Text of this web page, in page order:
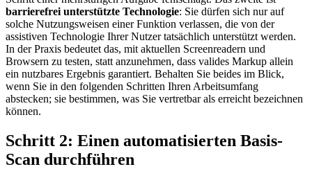
barrierefrei unterstützte Technologie: Sie dürfen sich nur auf
solche Nutzungsweisen einer Funktion verlassen, die von der
assistiven Technologie Ihrer Nutzer tatsächlich unterstützt werden.
In der Praxis bedeutet das, mit aktuellen Screenreadern und
Browsern zu testen, statt anzunehmen, dass valides Markup allein
ein nutzbares Ergebnis garantiert. Behalten Sie beides im Blick,
wenn Sie in den folgenden Schritten Ihren Arbeitsumfang
abstecken; sie bestimmen, was Sie vertretbar als erreicht bezeichnen
können.
Schritt 2: Einen automatisierten Basis-
Scan durchführen